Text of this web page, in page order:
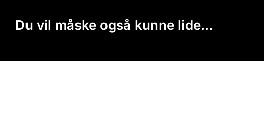
Du vil måske også kunne lide...